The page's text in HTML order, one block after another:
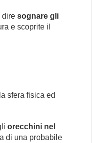
dire sognare gli
e scoprite il
sfera fisica ed
orecchini nel
di una probabile